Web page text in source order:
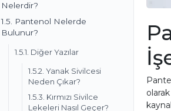
Nelerdir?
1.5. Pantenol Nelerde
Bulunur?
1.5.1. Diğer Yazılar
1.5.2. Yanak Sivilcesi
Neden Çıkar?
1.5.3. Kırmızı Sivilce
Lekeleri Nasıl Geçer?